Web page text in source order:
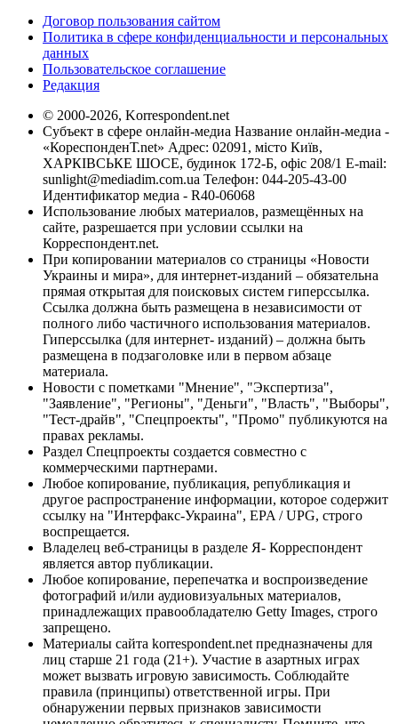
Договор пользования сайтом
Политика в сфере конфиденциальности и персональных
данных
Пользовательское соглашение
Редакция
© 2000-2026, Korrespondent.net
Субъект в сфере онлайн-медиа Название онлайн-медиа -
«КореспонденТ.net» Адрес: 02091, місто Київ,
ХАРКІВСЬКЕ ШОСЕ, будинок 172-Б, офіс 208/1 E-mail:
sunlight@mediadim.com.ua Телефон: 044-205-43-00
Идентификатор медиа - R40-06068
Использование любых материалов, размещённых на
сайте, разрешается при условии ссылки на
Корреспондент.net.
При копировании материалов со страницы «Новости
Украины и мира», для интернет-изданий – обязательна
прямая открытая для поисковых систем гиперссылка.
Ссылка должна быть размещена в независимости от
полного либо частичного использования материалов.
Гиперссылка (для интернет- изданий) – должна быть
размещена в подзаголовке или в первом абзаце
материала.
Новости с пометками "Мнение", "Экспертиза",
"Заявление", "Регионы", "Деньги", "Власть", "Выборы",
"Тест-драйв", "Спецпроекты", "Промо" публикуются на
правах рекламы.
Раздел Спецпроекты создается совместно с
коммерческими партнерами.
Любое копирование, публикация, републикация и
другое распространение информации, которое содержит
ссылку на "Интерфакс-Украина", EPA / UPG, строго
воспрещается.
Владелец веб-страницы в разделе Я- Корреспондент
является автор публикации.
Любое копирование, перепечатка и воспроизведение
фотографий и/или аудиовизуальных материалов,
принадлежащих правообладателю Getty Images, строго
запрещено.
Материалы сайта korrespondent.net предназначены для
лиц старше 21 года (21+). Участие в азартных играх
может вызвать игровую зависимость. Соблюдайте
правила (принципы) ответственной игры. При
обнаружении первых признаков зависимости